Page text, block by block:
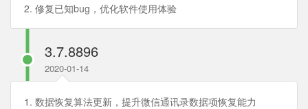
2. 修复已知bug，优化软件使用体验
3.7.8896
2020-01-14
1. 数据恢复算法更新，提升微信通讯录数据项恢复能力